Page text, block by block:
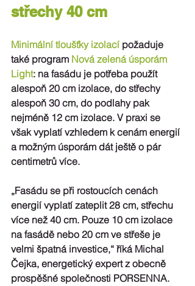
střechy 40 cm
Minimální tloušťky izolací požaduje
také program Nová zelená úsporám
Light: na fasádu je potřeba použít
alespoň 20 cm izolace, do střechy
alespoň 30 cm, do podlahy pak
nejméně 12 cm izolace. V praxi se
však vyplatí vzhledem k cenám energií
a možným úsporám dát ještě o pár
centimetrů více.
„Fasádu se při rostoucích cenách
energií vyplatí zateplit 28 cm, střechu
více než 40 cm. Pouze 10 cm izolace
na fasádě nebo 20 cm ve střeše je
velmi špatná investice,“ říká Michal
Čejka, energetický expert z obecně
prospěšné společnosti PORSENNA.